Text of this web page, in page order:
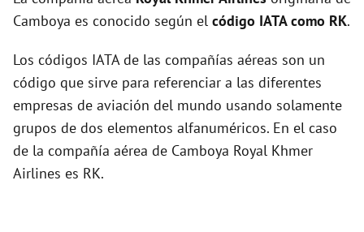
Camboya es conocido según el código IATA como RK.
Los códigos IATA de las compañías aéreas son un
código que sirve para referenciar a las diferentes
empresas de aviación del mundo usando solamente
grupos de dos elementos alfanuméricos. En el caso
de la compañía aérea de Camboya Royal Khmer
Airlines es RK.